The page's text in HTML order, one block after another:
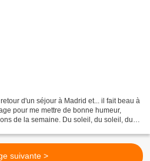
d'un séjour à Madrid et... il fait beau à
pour me mettre de bonne humeur,
de la semaine. Du soleil, du soleil, du
suivante >